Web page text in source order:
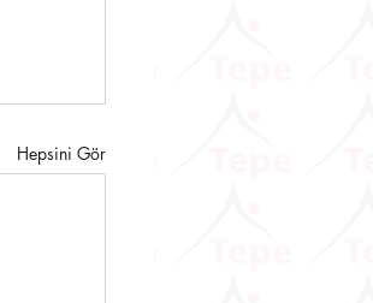
Hepsini Gör